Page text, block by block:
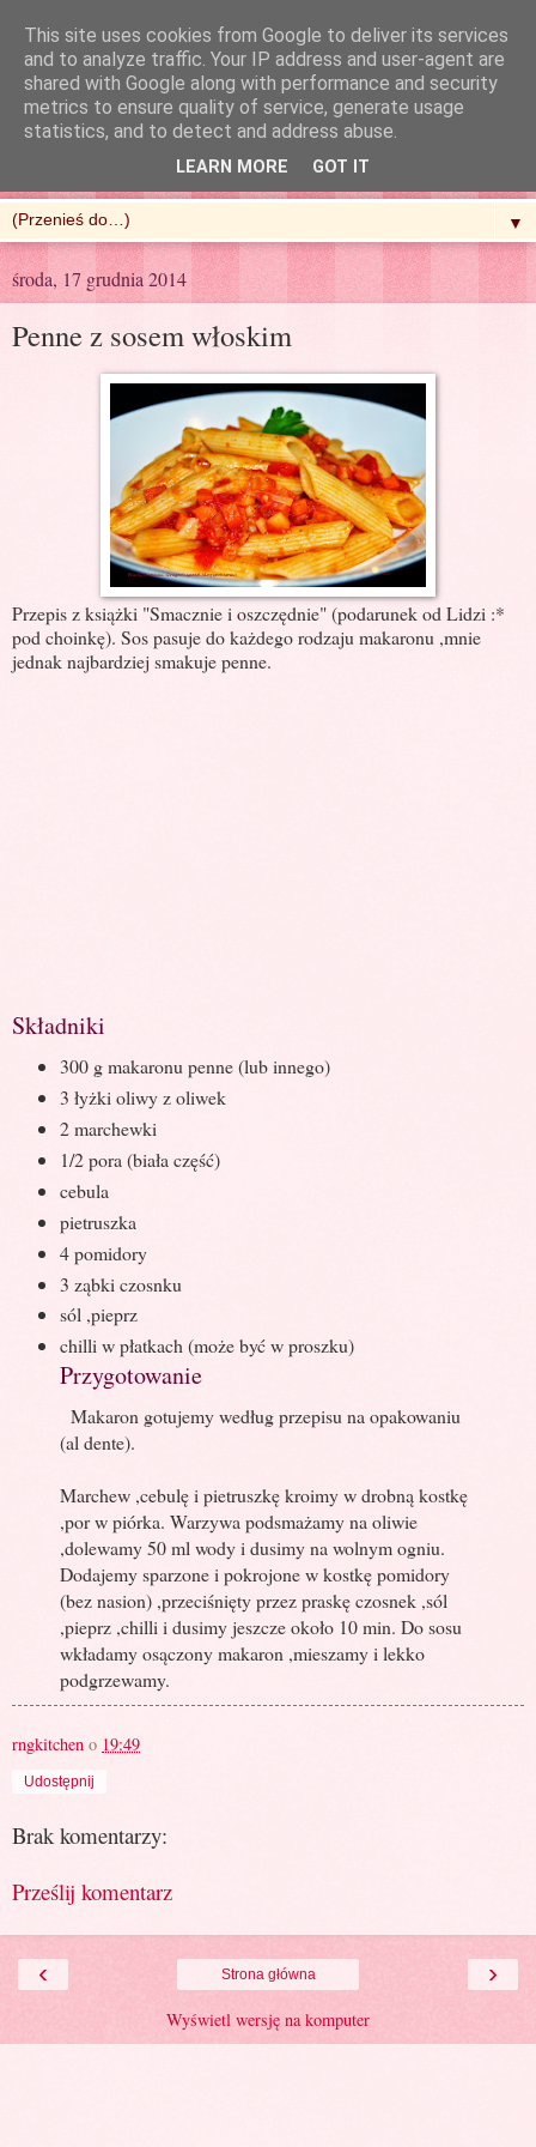
R'n'G Kitchen
▼
środa, 17 grudnia 2014
Penne z sosem włoskim
Przepis z książki "Smacznie i oszczędnie" (podarunek od Lidzi :*
pod choinkę). Sos pasuje do każdego rodzaju makaronu ,mnie
jednak najbardziej smakuje penne.
Składniki
300 g makaronu penne (lub innego)
3 łyżki oliwy z oliwek
2 marchewki
1/2 pora (biała część)
cebula
pietruszka
4 pomidory
3 ząbki czosnku
sól ,pieprz
chilli w płatkach (może być w proszku)
Przygotowanie
Makaron gotujemy według przepisu na opakowaniu
(al dente).
Marchew ,cebulę i pietruszkę kroimy w drobną kostkę
,por w piórka. Warzywa podsmażamy na oliwie
,dolewamy 50 ml wody i dusimy na wolnym ogniu.
Dodajemy sparzone i pokrojone w kostkę pomidory
(bez nasion) ,przeciśnięty przez praskę czosnek ,sól
,pieprz ,chilli i dusimy jeszcze około 10 min. Do sosu
wkładamy osączony makaron ,mieszamy i lekko
podgrzewamy.
rngkitchen o 19:49
Udostępnij
Brak komentarzy:
Prześlij komentarz
‹ ›
Strona główna
Wyświetl wersję na komputer
This site uses cookies from Google to deliver its services
and to analyze traffic. Your IP address and user-agent are
shared with Google along with performance and security
metrics to ensure quality of service, generate usage
statistics, and to detect and address abuse.
LEARN MORE GOT IT